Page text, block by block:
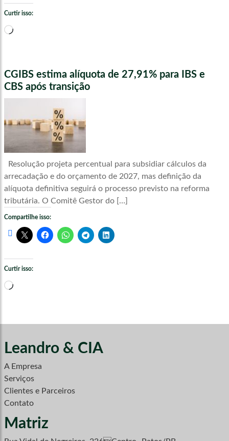
Curtir isso:
Carregando...
CGIBS estima alíquota de 27,91% para IBS e
CBS após transição
Resolução projeta percentual para subsidiar cálculos da
arrecadação e do orçamento de 2027, mas definição da
alíquota definitiva seguirá o processo previsto na reforma
tributária. O Comitê Gestor do […]
Compartilhe isso:
Curtir isso:
Carregando...
Leandro & CIA
A Empresa
Serviços
Clientes e Parceiros
Contato
Matriz